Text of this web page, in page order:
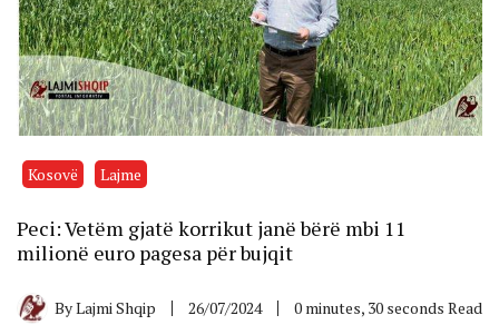
Kosovë Lajme
Peci: Vetëm gjatë korrikut janë bërë mbi 11
milionë euro pagesa për bujqit
ByLajmi Shqip 26/07/2024 0 minutes, 30 seconds Read